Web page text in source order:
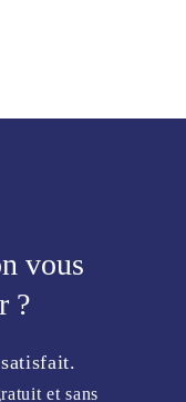
vous
?
et sans